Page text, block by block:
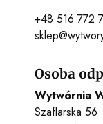
+48 516 772
Osoba
Wytwórnia
Szaflarska 56